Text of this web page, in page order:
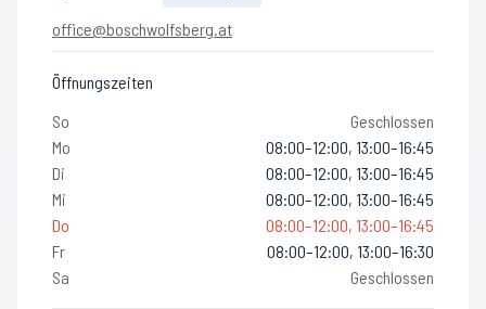
office@boschwolfsberg.at
Öffnungszeiten
So
Geschlossen
Mo
08:00–12:00, 13:00–16:45
Di
08:00–12:00, 13:00–16:45
Mi
08:00–12:00, 13:00–16:45
Do
08:00–12:00, 13:00–16:45
Fr
08:00–12:00, 13:00–16:30
Sa
Geschlossen